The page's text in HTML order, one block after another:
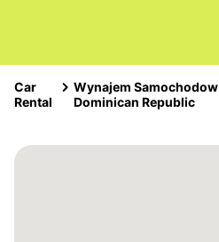
Car
Rental
Wynajem Samochodow
Dominican Republic